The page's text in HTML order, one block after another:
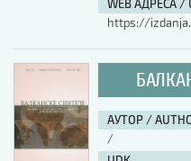
WEB АДРЕСА /
https://
АУТОР /
/